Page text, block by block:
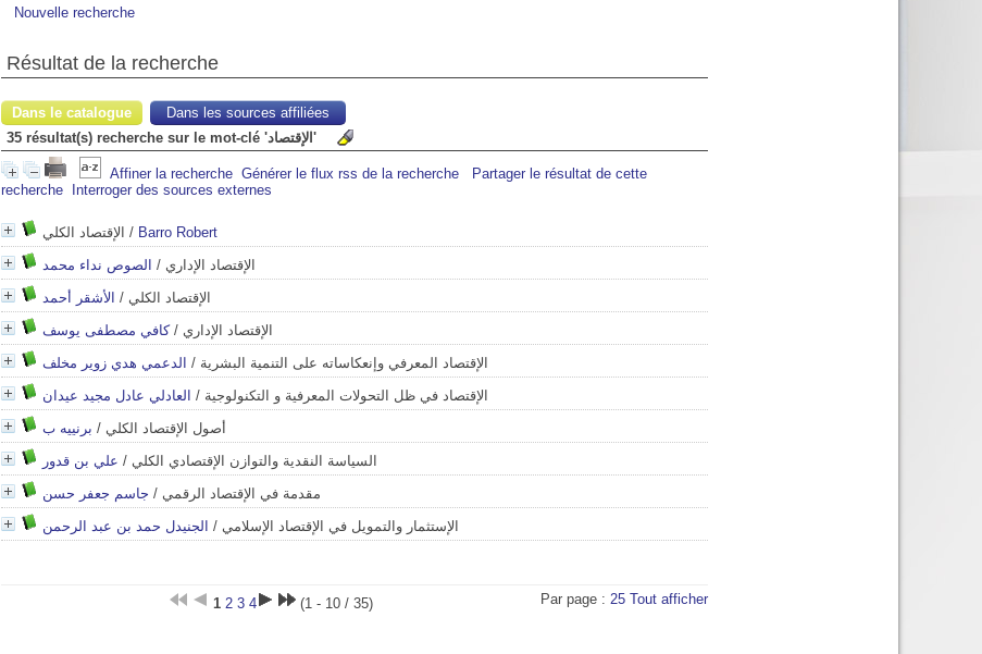
Nouvelle recherche
Résultat de la recherche
Dans le catalogue
Dans les sources affiliées
35 résultat(s) recherche sur le mot-clé 'الإقتصاد'
Affiner la recherche Générer le flux rss de la recherche
Partager le résultat de cette
recherche
Interroger des sources externes
الإقتصاد الكلي / Barro Robert
الإقتصاد الإداري / الصوص نداء محمد
الإقتصاد الكلي / الأشقر أحمد
الإقتصاد الإداري /كافي مصطفى يوسف
الإقتصاد المعرفي وإنعكاساته على التنمية البشرية / الدعمي هدي زوير مخلف
الإقتصاد في ظل التحولات المعرفية و التكنولوجية / العادلي عادل مجيد عيدان
أصول الإقتصاد الكلي / برنييه ب
السياسة النقدية والتوازن الإقتصادي الكلي / علي بن قدور
مقدمة في الإقتصاد الرقمي / جاسم جعفر حسن
الإستثمار والتمويل في الإقتصاد الإسلامي / الجنيدل حمد بن عبد الرحمن
1 2 3 4 (1 - 10 / 35) Par page : 25 Tout afficher